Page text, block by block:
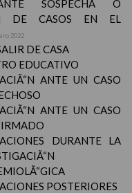
SOSPECHA O
DE CASOS EN EL
2022
DE CASA
EDUCATIVO
ANTE UN CASO
ANTE UN CASO
DURANTE LA
POSTERIORES